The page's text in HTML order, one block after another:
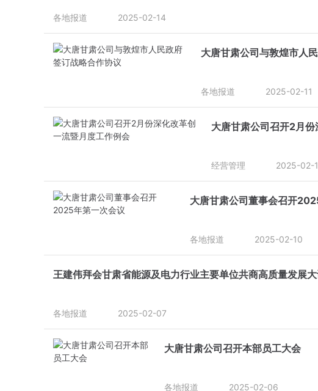
各地报道 2025-02-14
大唐甘肃公司与敦煌市人
各地报道 2025-02-11
大唐甘肃公司召开2月
经营管理 2025-02-
大唐甘肃公司董事会召开
各地报道 2025-02-10
王建伟拜会甘肃省能源及电力行业主要单位共商高质量发展
各地报道 2025-02-07
大唐甘肃公司召开本部员工大会
各地报道 2025-02-06